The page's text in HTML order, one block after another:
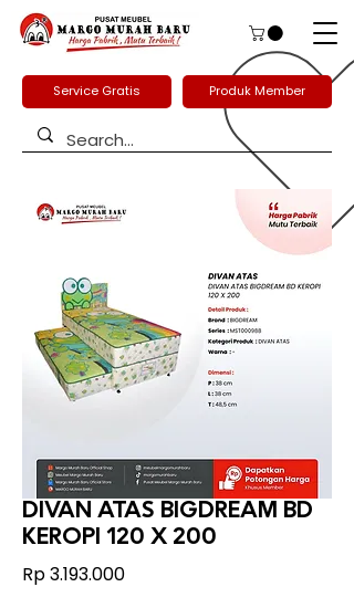
Service Gratis Produk Member
DIVAN ATAS BIGDREAM BD
KEROPI 120 X 200
Rp 3.193.000Harga